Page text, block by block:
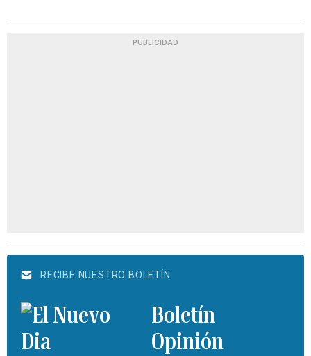
PUBLICIDAD
RECIBE NUESTRO BOLETÍN
Boletín
Opinión